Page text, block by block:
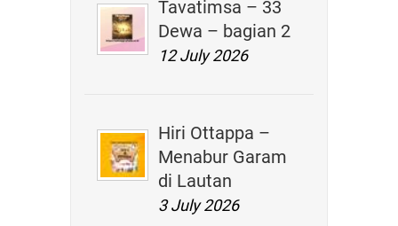
Tavatimsa – 33
Dewa – bagian 2
12 July 2026
Hiri Ottappa –
Menabur Garam
di Lautan
3 July 2026